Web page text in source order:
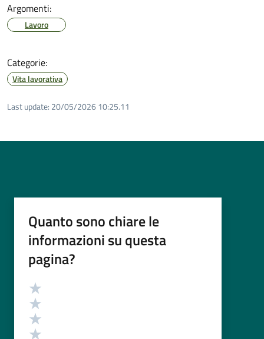
Argomenti:
Lavoro
Categorie:
Vita lavorativa
Last update: 20/05/2026 10:25.11
Quanto sono chiare le
informazioni su questa
pagina?
Valutazione